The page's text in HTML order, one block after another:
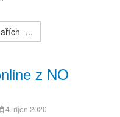
-...
z NO
4. říjen 2020